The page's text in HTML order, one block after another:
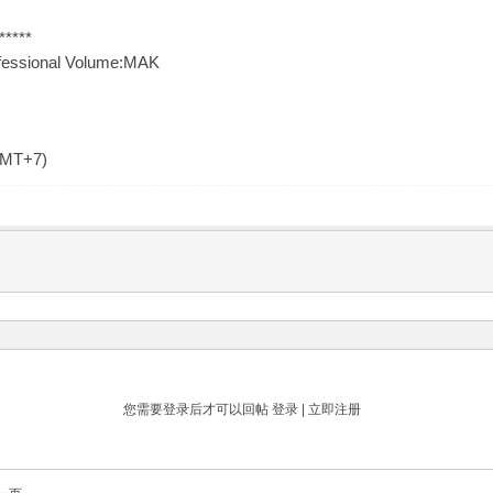
Volume:MAK
您需要登录后才可以回帖 登录| 立即注册